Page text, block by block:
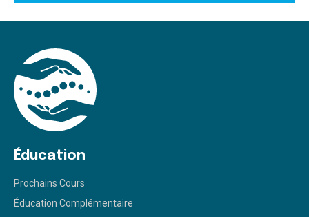
Éducation
Prochains Cours
Éducation Complémentaire